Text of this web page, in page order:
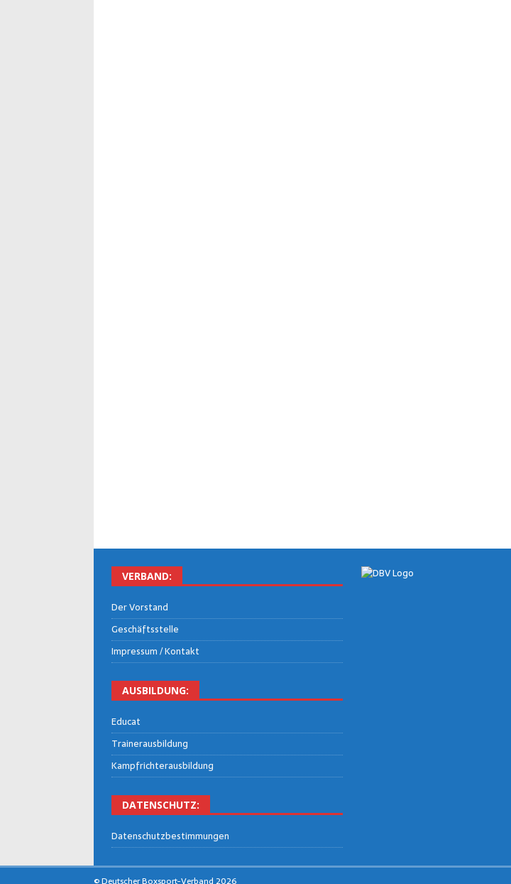
VER­BAND:
Der Vor­stand
Geschäfts­stel­le
Impres­sum / Kontakt
AUS­BIL­DUNG:
Edu­cat
Trai­ner­aus­bil­dung
Kampf­rich­ter­aus­bil­dung
DATEN­SCHUTZ:
Daten­schutz­be­stim­mun­gen
© Deutscher Boxsport-Verband 2026